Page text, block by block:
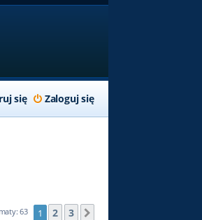
Zaloguj się
się
63 1 2 3